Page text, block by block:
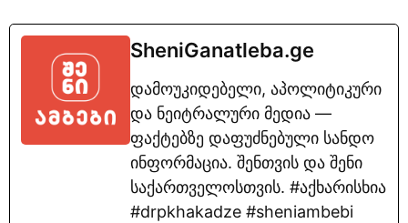
SheniGanatleba.ge
დამოუკიდებელი, აპოლიტიკური
და ნეიტრალური მედია —
ფაქტებზე დაფუძნებული სანდო
ინფორმაცია. შენთვის და შენი
საქართველოსთვის. #აქხარისხია
#drpkhakadze #sheniambebi